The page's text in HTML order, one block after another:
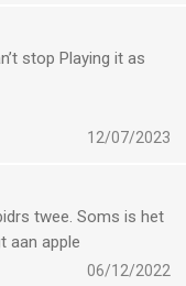
stop Playing it as
12/07/2023
twee. Soms is het
aan apple
06/12/2022